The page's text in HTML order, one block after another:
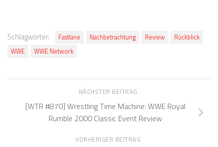
Schlagwörter: Fastlane Nachbetrachtung Review
Rückblick
WWE
WWE Network
NÄCHSTER BEITRAG
[WTR #870] Wrestling Time Machine: WWE Royal
Rumble 2000 Classic Event Review
VORHERIGER BEITRAG